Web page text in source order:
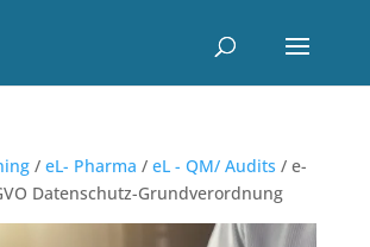
/ eL- Pharma / eL - QM/ Audits / e-
Datenschutz-Grundverordnung